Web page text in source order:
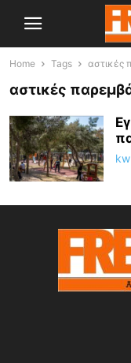
Home Tags αστικές
αστικές